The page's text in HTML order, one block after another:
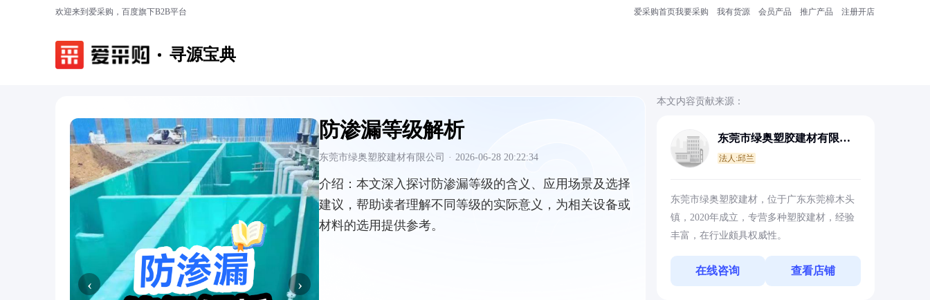
欢迎来到爱采购，百度旗下B2B平台 爱采购首页我要采购 我有货源 会员产品 推广产品 注册开店
寻源宝典
‹ ›
防渗漏等级解析
东莞市绿奥塑胶建材有限公司 · 2026-06-28 20:22:34
介绍： 本文深入探讨防渗漏等级的含义、应用场景及选择
建议，帮助读者理解不同等级的实际意义，为相关设备或
材料的选用提供参考。
本文内容贡献来源：
东莞市绿奥塑胶建材有限公
法人:邱兰
东莞市绿奥塑胶建材，位于广东东莞樟木头
镇，2020年成立，专营多种塑胶建材，经验
丰富，在行业颇具权威性。
在线咨询 查看店铺